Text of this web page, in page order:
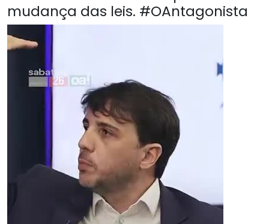
mudança das leis. #OAntagonista